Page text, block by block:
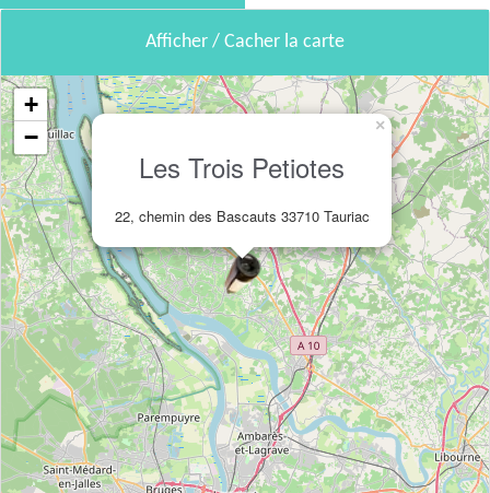
Afficher / Cacher la carte
Les Trois Petiotes
22, chemin des Bascauts 33710 Tauriac
×
+
−